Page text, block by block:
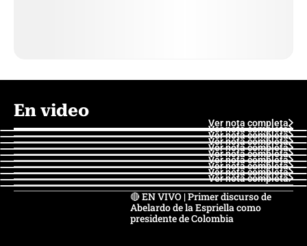
En video
Ver nota completa
Ver nota completa
Ver nota completa
Ver nota completa
Ver nota completa
Ver nota completa
Ver nota completa
Ver nota completa
Ver nota completa
Ver nota completa
🔴 EN VIVO | Primer discurso de
Abelardo de la Espriella como
presidente de Colombia